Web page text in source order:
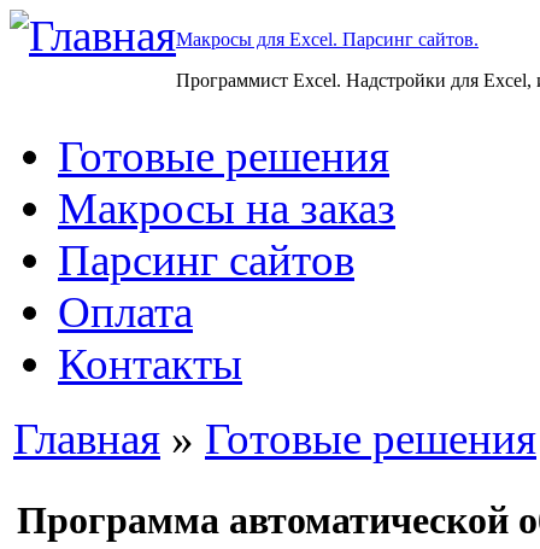
Макросы для Excel. Парсинг сайтов.
Программист Excel. Надстройки для Excel,
Готовые решения
Макросы на заказ
Парсинг сайтов
Оплата
Контакты
Главная » Готовые решения
Программа автоматической